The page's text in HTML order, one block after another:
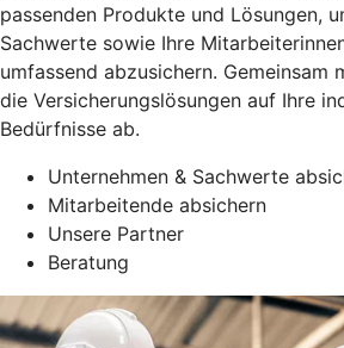
passenden Produkte und Lösungen,
Sachwerte sowie Ihre
umfassend abzusichern. Gemeinsam
die Versicherungslösungen auf Ihre
Bedürfnisse ab.
Unternehmen & Sachwerte
Mitarbeitende absichern
Unsere Partner
Beratung